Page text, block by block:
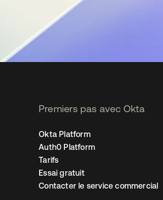
Premiers pas avec Okta
Okta Platform
Auth0 Platform
Tarifs
Essai gratuit
Contacter le service commercial